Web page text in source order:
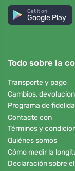
Get it on
Google Play
Todo sobre la
Transporte y pago
Cambios,
Programa de
Contacte con
Términos y
Quiénes somos
Cómo medir la
Declaración sobre